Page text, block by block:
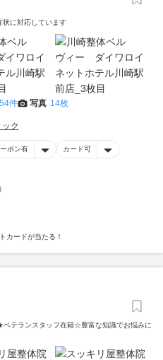
状に対応しています
件 写真 14枚
ク
ポン有 カード可
カードが当たる！
テランスタッフ在籍☆豊富な知識でお悩みに